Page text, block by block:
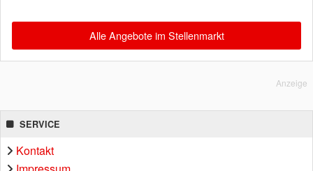
Alle Angebote im Stellenmarkt
Anzeige
SERVICE
Kontakt